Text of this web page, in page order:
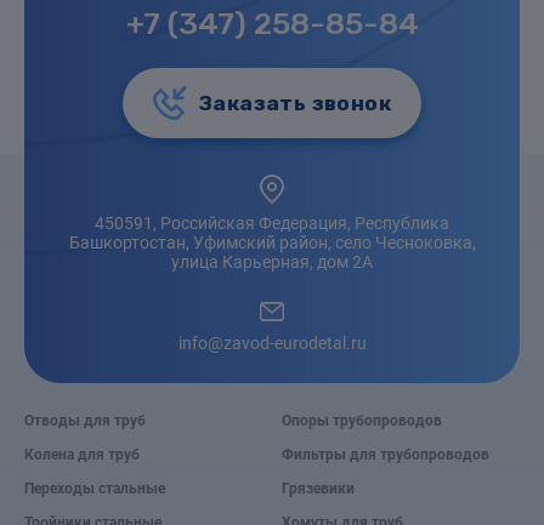
+7 (347) 258-85-84
Заказать звонок
450591, Российская Федерация, Республика
Башкортостан, Уфимский район, село Чесноковка,
улица Карьерная, дом 2А
info@zavod-eurodetal.ru
Отводы для труб
Колена для труб
Переходы стальные
Опоры трубопроводов
Фильтры для трубопроводов
Грязевики